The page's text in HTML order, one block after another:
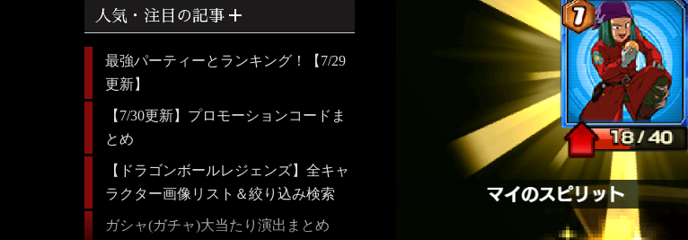
人気・注目の記事 add
最強パーティーとランキング！【7/29
更新】
【7/30更新】プロモーションコードま
とめ
【ドラゴンボールレジェンズ】全キャ
ラクター画像リスト＆絞り込み検索
ガシャ(ガチャ)大当たり演出まとめ